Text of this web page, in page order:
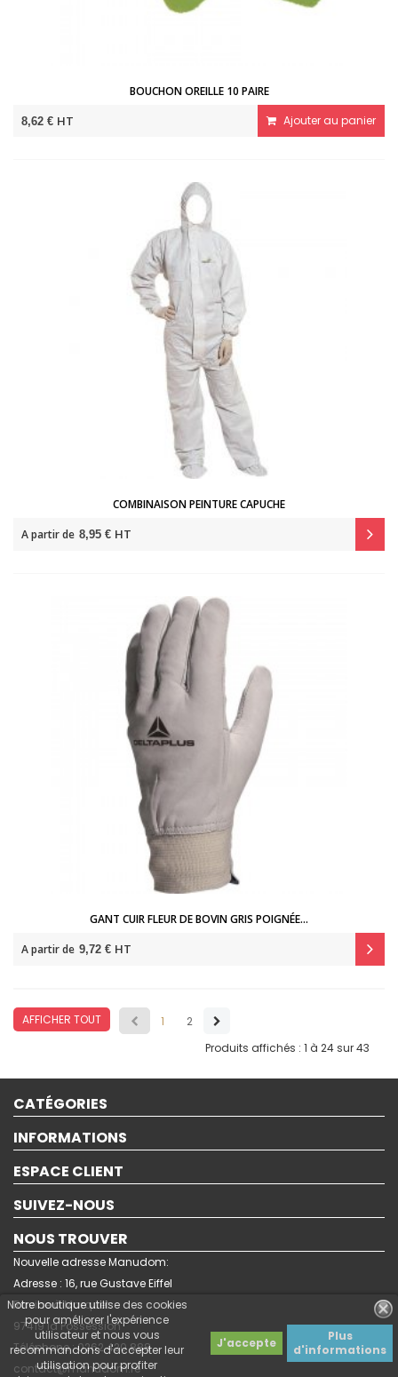
Notre boutique utilise des cookies
pour améliorer l'expérience
utilisateur et nous vous
recommandons d'accepter leur
utilisation pour profiter
J'accepte
Plus
d'informations
BOUCHON OREILLE 10 PAIRE
8,62 € HT Ajouter au panier
COMBINAISON PEINTURE CAPUCHE
A partir de 8,95 € HT
GANT CUIR FLEUR DE BOVIN GRIS POIGNÉE...
A partir de 9,72 € HT
AFFICHER TOUT 1
2
Produits affichés : 1 à 24 sur 43
CATÉGORIES
INFORMATIONS
ESPACE CLIENT
SUIVEZ-NOUS
NOUS TROUVER
Nouvelle adresse Manudom:
Adresse : 16, rue Gustave Eiffel
Ravine à Marquet.
97419 la Possession
Téléphone : 0262 420 888
contact@manudom.re